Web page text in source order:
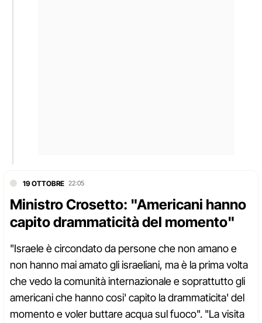
19 OTTOBRE 22:05
Ministro Crosetto: "Americani hanno
capito drammaticità del momento"
"Israele è circondato da persone che non amano e
non hanno mai amato gli israeliani, ma è la prima volta
che vedo la comunità internazionale e soprattutto gli
americani che hanno cosi' capito la drammaticita' del
momento e voler buttare acqua sul fuoco". "La visita